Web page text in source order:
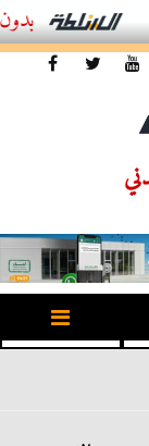
أفضل اشتراك IPTV بدون تقطيع 2026 – دليل المشاهد العصري